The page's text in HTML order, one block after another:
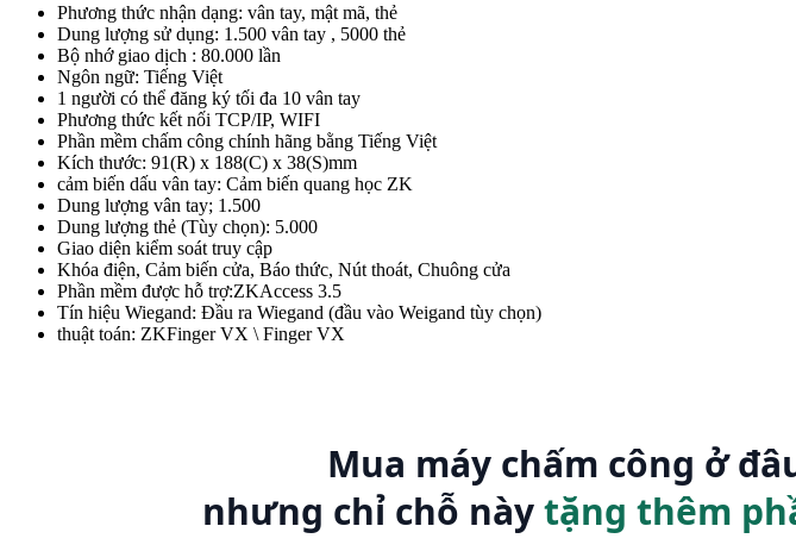
Phương thức nhận dạng: vân tay, mật mã, thẻ
Dung lượng sử dụng: 1.500 vân tay , 5000 thẻ
Bộ nhớ giao dịch : 80.000 lần
Ngôn ngữ: Tiếng Việt
1 người có thể đăng ký tối đa 10 vân tay
Phương thức kết nối TCP/IP, WIFI
Phần mềm chấm công chính hãng bằng Tiếng Việt
Kích thước: 91(R) x 188(C) x 38(S)mm
cảm biến dấu vân tay: Cảm biến quang học ZK
Dung lượng vân tay; 1.500
Dung lượng thẻ (Tùy chọn): 5.000
Giao diện kiểm soát truy cập
Khóa điện, Cảm biến cửa, Báo thức, Nút thoát, Chuông cửa
Phần mềm được hỗ trợ:ZKAccess 3.5
Tín hiệu Wiegand: Đầu ra Wiegand (đầu vào Weigand tùy chọn)
thuật toán: ZKFinger VX \ Finger VX
Mua máy chấm công ở
nhưng chỉ chỗ nàytặng thêm